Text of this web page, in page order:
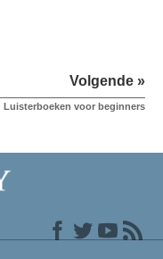
Volgende »
Luisterboeken voor beginners